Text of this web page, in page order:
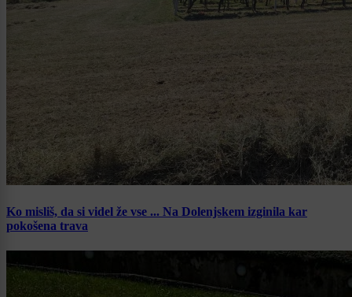
Ko misliš, da si videl že vse ... Na Dolenjskem izginila kar
pokošena trava